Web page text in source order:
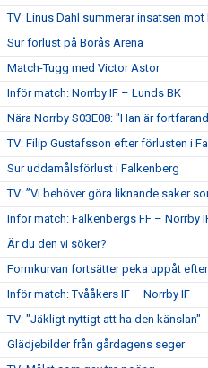
TV: Linus Dahl summerar insatsen mot
Sur förlust på Borås Arena
Match-Tugg med Victor Astor
Inför match: Norrby IF – Lunds BK
Nära Norrby S03E08: "Han är
TV: Filip Gustafsson efter förlusten i
Sur uddamålsförlust i Falkenberg
TV: ”Vi behöver göra liknande saker
Inför match: Falkenbergs FF – Norrby
Är du den vi söker?
Formkurvan fortsätter peka uppåt
Inför match: Tvååkers IF – Norrby IF
TV: "Jäkligt nyttigt att ha den känslan"
Glädjebilder från gårdagens seger